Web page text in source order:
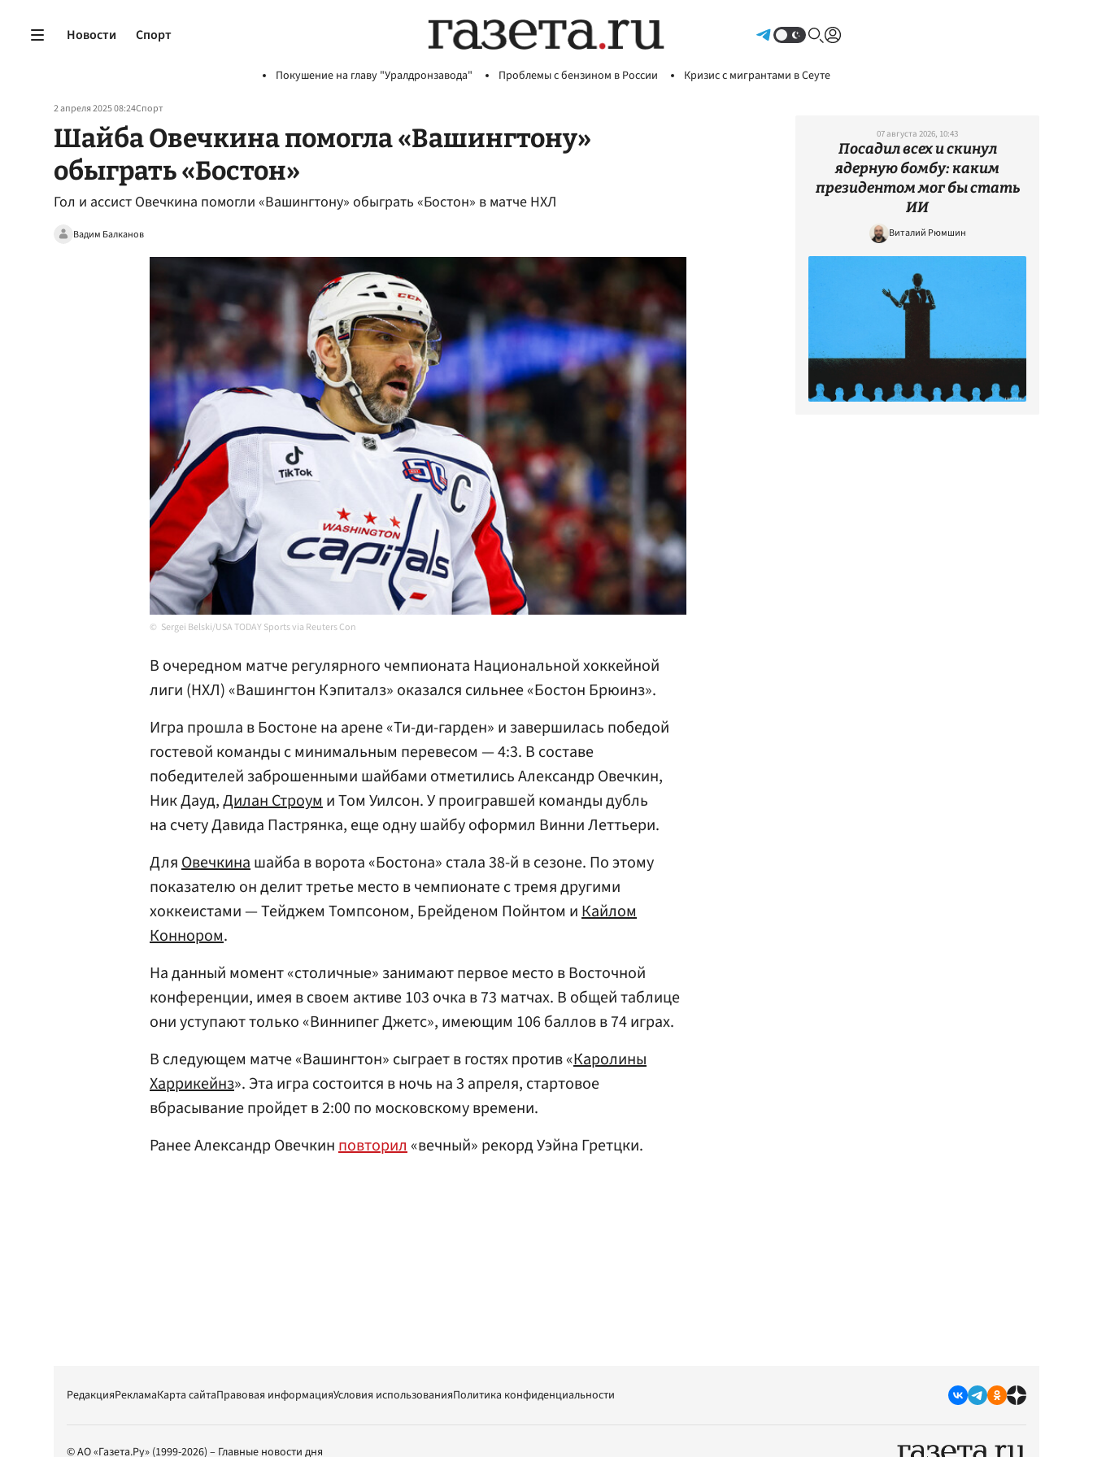
Новости Спорт
Покушение на главу "Уралдронзавода" Проблемы с бензином в России Кризис с мигрантами в Сеуте
2 апреля 2025 08:24Спорт
Шайба Овечкина помогла «Вашингтону»
обыграть «Бостон»
Гол и ассист Овечкина помогли «Вашингтону» обыграть «Бостон» в матче НХЛ
Вадим Балканов
Sergei Belski/USA TODAY Sports via Reuters Con
В очередном матче регулярного чемпионата Национальной хоккейной
лиги (НХЛ) «Вашингтон Кэпиталз» оказался сильнее «Бостон Брюинз».
Игра прошла в Бостоне на арене «Ти-ди-гарден» и завершилась победой
гостевой команды с минимальным перевесом — 4:3. В составе
победителей заброшенными шайбами отметились Александр Овечкин,
Ник Дауд,Дилан Строуми Том Уилсон. У проигравшей команды дубль
на счету Давида Пастрянка, еще одну шайбу оформил Винни Леттьери.
ДляОвечкинашайба в ворота «Бостона» стала 38-й в сезоне. По этому
показателю он делит третье место в чемпионате с тремя другими
хоккеистами — Тейджем Томпсоном, Брейденом Пойнтом иКайлом
Коннором.
На данный момент «столичные» занимают первое место в Восточной
конференции, имея в своем активе 103 очка в 73 матчах. В общей таблице
они уступают только «Виннипег Джетс», имеющим 106 баллов в 74 играх.
В следующем матче «Вашингтон» сыграет в гостях против «Каролины
Харрикейнз». Эта игра состоится в ночь на 3 апреля, стартовое
вбрасывание пройдет в 2:00 по московскому времени.
Ранее Александр Овечкинповторил«вечный» рекорд Уэйна Гретцки.
07 августа 2026, 10:43
Посадил всех и скинул
ядерную бомбу: каким
президентом мог бы стать
ИИ
Виталий Рюмшин
РедакцияРекламаКарта сайтаПравовая информацияУсловия использованияПолитика конфиденциальности
© АО «Газета.Ру» (1999-2026) – Главные новости дня